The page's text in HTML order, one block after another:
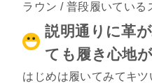
ラウン / 普段履いてい
説明通りに革
ても履き心地
はじめは履いてみてキツ